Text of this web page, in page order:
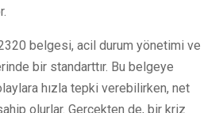
belgesi, acil durum yönetimi ve
bir standarttır. Bu belgeye
hızla tepki verebilirken, net
olurlar. Gerçekten de, bir kriz